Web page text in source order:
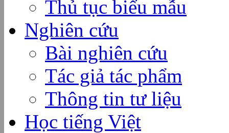
Thủ tục biểu mẫu
Nghiên cứu
Bài nghiên cứu
Tác giả tác phẩm
Thông tin tư liệu
Học tiếng Việt